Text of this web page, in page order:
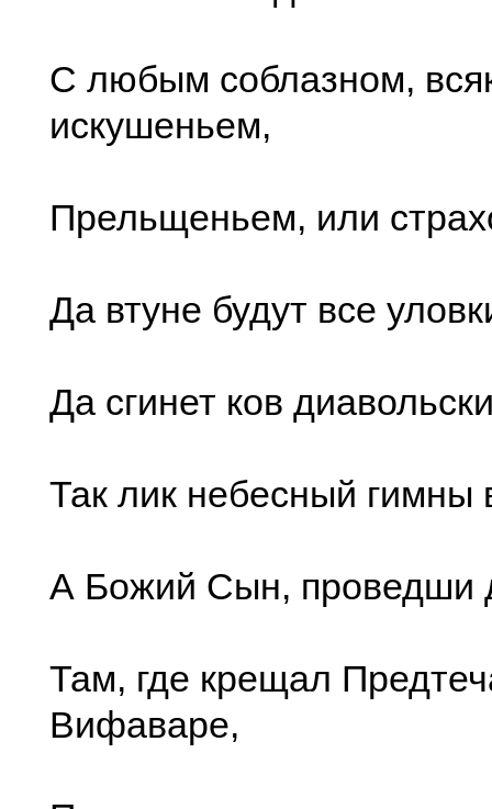
С любым соблазном,
искушеньем,
Прельщеньем, или
Да втуне будут все
Да сгинет ков
Так лик небесный гимны
А Божий Сын, проведши
Там, где крещал
Вифаваре,